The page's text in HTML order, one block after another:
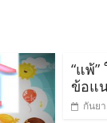
“แพ้
ข้อแ
กันย